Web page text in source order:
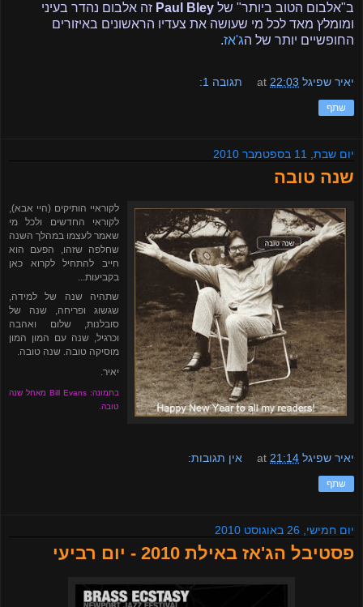
ב"אלבום הטוב ביותר" של Paul Bley זה אלבום נהדר בעיני
ומומלץ מאד לכל מי שעושה את צעדיו הראשונים באיזורים
החופשיים יותר של הג'אז.
יאיר שפיגל at 22:03 תגובה 1:
שתף
יום שבת, 11 בספטמבר 2010
שנה טובה
לקוראיי הותיקים (היי אבא),
לקוראי החדשים ולכל מי
שאמר לעצמו במהלך השנה
שחלפה שזהו, הפעם הוא
חייב להתחיל לקרוא כאן
בקביעות...
שתהיה שנה של למידה,
שגשוג ופריחה, שנה של
סובלנות, שלום ואהבה
וכרגיל, שנה עם המון המון
מוסיקה טובה. שנה טובה.
יאיר.
בתמונה: Bill Evans מאחל שנה
טובה.
יאיר שפיגל at 21:14 אין תגובות:
שתף
יום חמישי, 26 באוגוסט 2010
פסטיבל הג'אז באילת 2010 - יום רביעי